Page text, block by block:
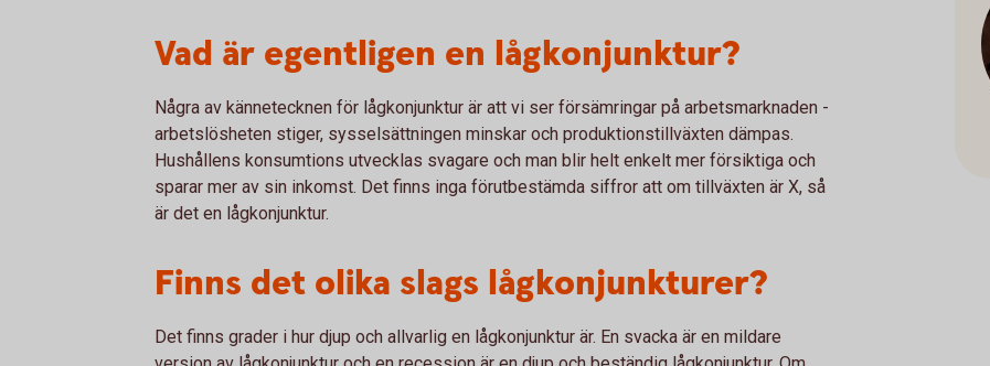
Vad är egentligen en lågkonjunktur?
Några av kännetecknen för lågkonjunktur är att vi ser försämringar på arbetsmarknaden -
arbetslösheten stiger, sysselsättningen minskar och produktionstillväxten dämpas.
Hushållens konsumtions utvecklas svagare och man blir helt enkelt mer försiktiga och
sparar mer av sin inkomst. Det finns inga förutbestämda siffror att om tillväxten är X, så
är det en lågkonjunktur.
Finns det olika slags lågkonjunkturer?
Det finns grader i hur djup och allvarlig en lågkonjunktur är. En svacka är en mildare